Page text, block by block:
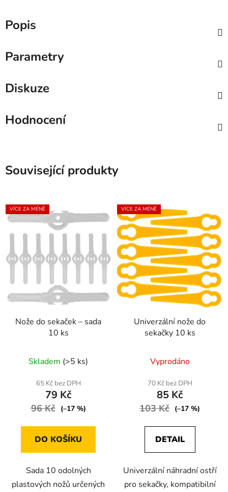
Popis
Parametry
Diskuze
Hodnocení
Související produkty
VÍCE ZA MÉNĚ
Nože do sekaček – sada
10 ks
Skladem (>5 ks)
65 Kč bez DPH
79 Kč
96 Kč (–17 %)
DO KOŠÍKU
Sada 10 odolných
plastových nožů určených
VÍCE ZA MÉNĚ
Univerzální nože do
sekačky 10 ks
Vyprodáno
70 Kč bez DPH
85 Kč
103 Kč (–17 %)
DETAIL
Univerzální náhradní ostří
pro sekačky, kompatibilní